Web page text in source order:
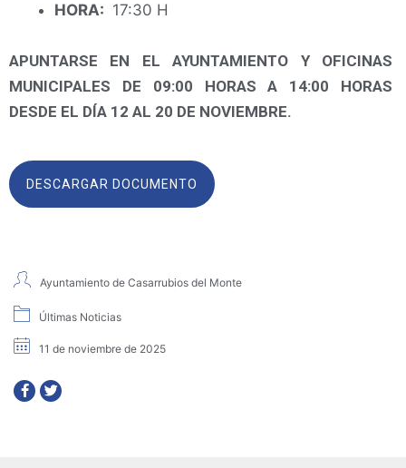
HORA: 17:30 H
APUNTARSE EN EL AYUNTAMIENTO Y OFICINAS
MUNICIPALES DE 09:00 HORAS A 14:00 HORAS
DESDE EL DÍA 12 AL 20 DE NOVIEMBRE.
DESCARGAR DOCUMENTO
Ayuntamiento de Casarrubios del Monte
Últimas Noticias
11 de noviembre de 2025